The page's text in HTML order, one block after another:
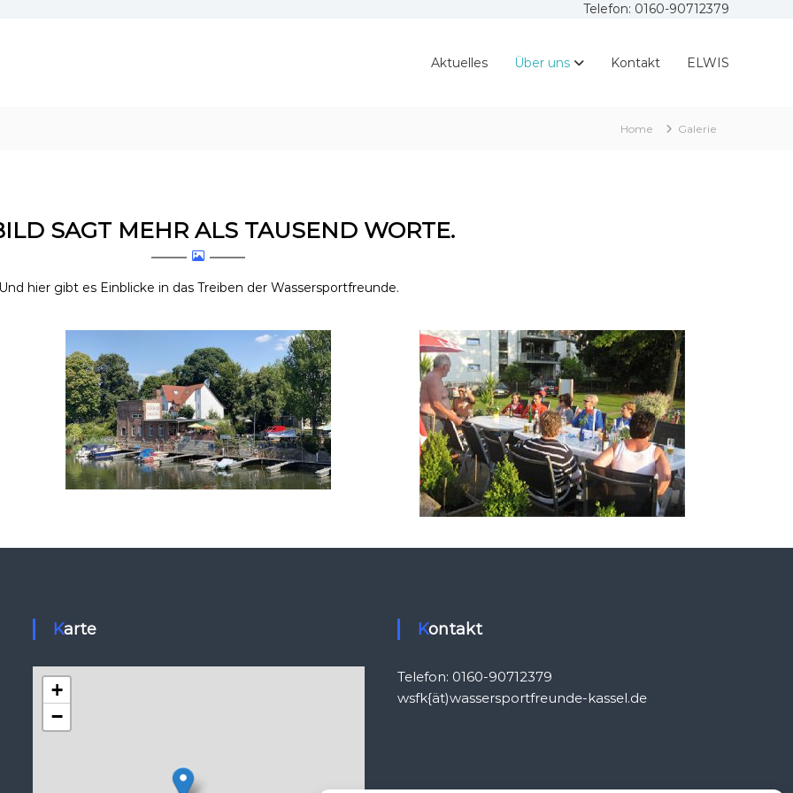
Telefon: 0160-90712379
Aktuelles Über uns Kontakt ELWIS
Home Galerie
SAGT MEHR ALS TAUSEND WORTE.
Und hier gibt es Einblicke in das Treiben der Wassersportfreunde.
Karte
+
−
Kontakt
Telefon: 0160-90712379
wsfk{ät)wassersportfreunde-kassel.de